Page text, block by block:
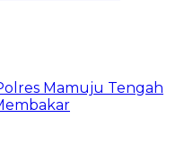
Mamuju Tengah